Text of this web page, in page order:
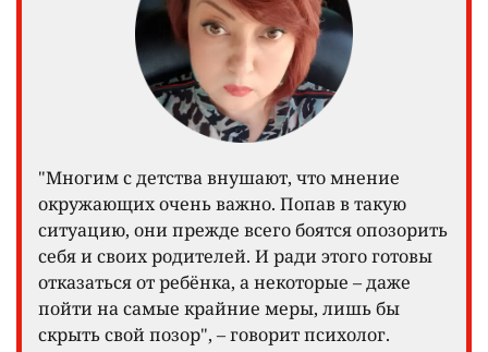
"Многим с детства внушают, что мнение
окружающих очень важно. Попав в такую
ситуацию, они прежде всего боятся опозорить
себя и своих родителей. И ради этого готовы
отказаться от ребёнка, а некоторые – даже
пойти на самые крайние меры, лишь бы
скрыть свой позор", – говорит психолог.